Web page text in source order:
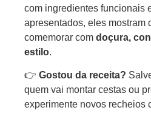
com ingredientes funcionais
apresentados, eles mostram
comemorar com doçura,
estilo.
👉 Gostou da receita?
quem vai montar cestas ou
experimente novos recheios